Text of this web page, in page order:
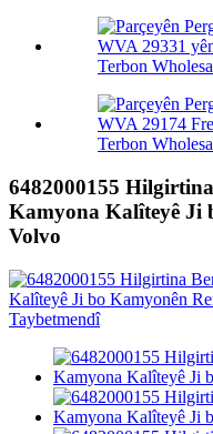
Terbon
Terbon
6482000155
Kamyona Kalîteyê Ji
Volvo